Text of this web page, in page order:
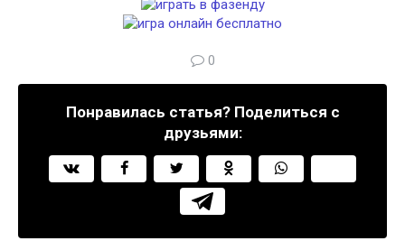
0
Понравилась статья? Поделиться с
друзьями: